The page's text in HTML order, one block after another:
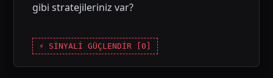
gibi stratejileriniz var?
⚡ SİNYALİ GÜÇLENDİR [0